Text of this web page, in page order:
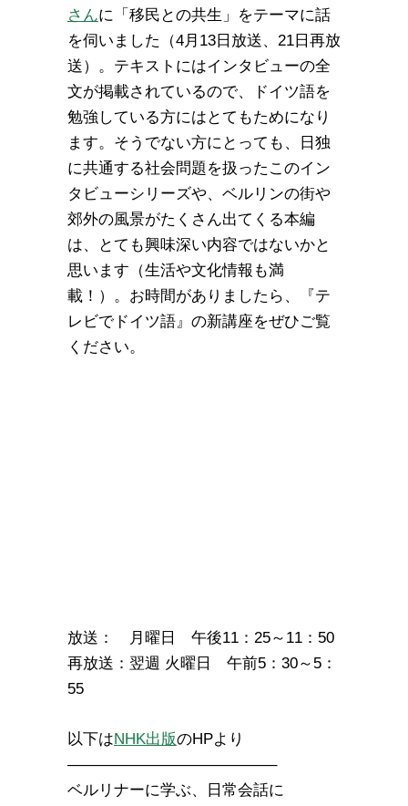
さんに「移民との共生」をテーマに話
を伺いました（4月13日放送、21日再放
送）。テキストにはインタビューの全
文が掲載されているので、ドイツ語を
勉強している方にはとてもためになり
ます。そうでない方にとっても、日独
に共通する社会問題を扱ったこのイン
タビューシリーズや、ベルリンの街や
郊外の風景がたくさん出てくる本編
は、とても興味深い内容ではないかと
思います（生活や文化情報も満
載！）。お時間がありましたら、『テ
レビでドイツ語』の新講座をぜひご覧
ください。
放送： 月曜日 午後11：25～11：50
再放送：翌週 火曜日 午前5：30～5：
55
以下はNHK出版のHPより
—————————————–
ベルリナーに学ぶ、日常会話に